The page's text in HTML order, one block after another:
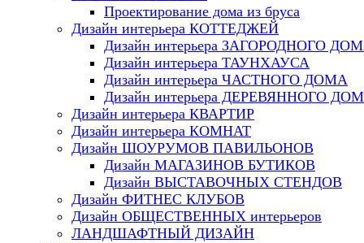
Проектирование дома из бруса
Дизайн интерьера КОТТЕДЖЕЙ
Дизайн интерьера ЗАГОРОДНОГО
Дизайн интерьера ТАУНХАУСА
Дизайн интерьера ЧАСТНОГО ДОМА
Дизайн интерьера ДЕРЕВЯННОГО
Дизайн интерьера КВАРТИР
Дизайн интерьера КОМНАТ
Дизайн ШОУРУМОВ ПАВИЛЬОНОВ
Дизайн МАГАЗИНОВ БУТИКОВ
Дизайн ВЫСТАВОЧНЫХ СТЕНДОВ
Дизайн ФИТНЕС КЛУБОВ
Дизайн ОБЩЕСТВЕННЫХ интерьеров
ЛАНДШАФТНЫЙ ДИЗАЙН